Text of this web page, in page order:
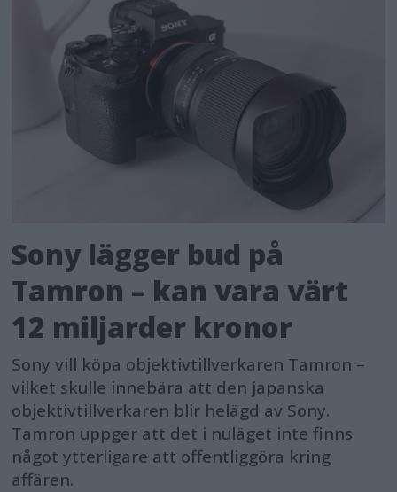
Sony lägger bud på
Tamron – kan vara värt
12 miljarder kronor
Sony vill köpa objektivtillverkaren Tamron –
vilket skulle innebära att den japanska
objektivtillverkaren blir helägd av Sony.
Tamron uppger att det i nuläget inte finns
något ytterligare att offentliggöra kring
affären.